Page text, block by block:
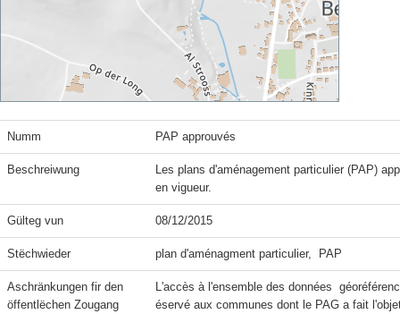
Numm PAP approuvés
Beschreiwung
Les plans d'aménagement particulier (PAP)
en vigueur.
Gülteg vun 08/12/2015
Stëchwieder plan d'aménagment particulier,  PAP
Aschränkungen fir den
öffentlëchen Zougang
L'accès à l'ensemble des données
éservé aux communes dont le PAG a fait